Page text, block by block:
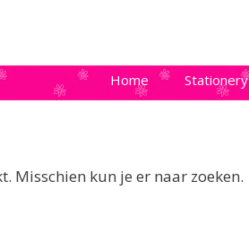
Home Stationery
Misschien kun je er naar zoeken.